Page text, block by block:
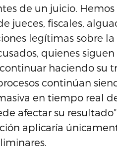
de un juicio.
jueces, fiscales,
legítimas sobre
quienes
haciendo su
continúan
en tiempo real
afectar su
aplicaría